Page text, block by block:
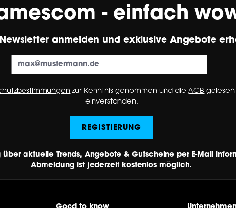
- einfach
anmelden und exklusive Angebote
zur Kenntnis genommen und dieAGB gelesen
einverstanden.
REGISTIERUNG
aktuelle Trends, Angebote & Gutscheine per E-Mail
Abmeldung ist jederzeit kostenlos möglich.